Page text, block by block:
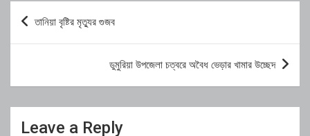
Post
navigation
তানিয়া বৃষ্টির মৃত্যুর গুজব
ডুমুরিয়া উপজেলা চত্বরে অবৈধ ভেড়ার খামার উচ্ছেদ
Leave a Reply